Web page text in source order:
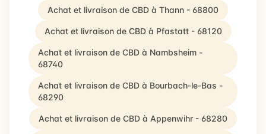
Achat et livraison de CBD à Thann - 68800
Achat et livraison de CBD à Pfastatt - 68120
Achat et livraison de CBD à Nambsheim -
68740
Achat et livraison de CBD à Bourbach-le-Bas -
68290
Achat et livraison de CBD à Appenwihr - 68280